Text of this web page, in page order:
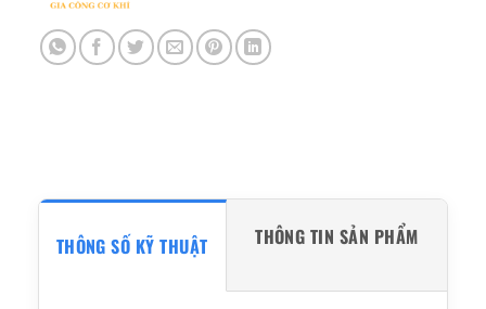
THÔNG SỐ KỸ THUẬT THÔNG TIN SẢN PHẨM